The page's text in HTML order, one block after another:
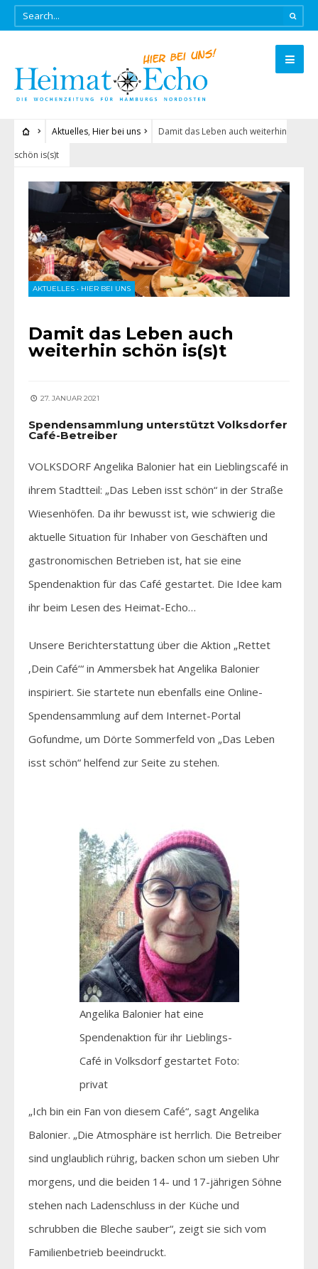
Aktuelles, Hier bei uns
Damit das Leben auch weiterhin
schön is(s)t
AKTUELLES • HIER BEI UNS
Damit das Leben auch
weiterhin schön is(s)t
27. JANUAR 2021
Spendensammlung unterstützt Volksdorfer
Café-Betreiber
VOLKSDORF Angelika Balonier hat ein Lieblingscafé in
ihrem Stadtteil: „Das Leben isst schön“ in der Straße
Wiesenhöfen. Da ihr bewusst ist, wie schwierig die
aktuelle Situation für Inhaber von Geschäften und
gastronomischen Betrieben ist, hat sie eine
Spendenaktion für das Café gestartet. Die Idee kam
ihr beim Lesen des Heimat-Echo…
Unsere Berichterstattung über die Aktion „Rettet
‚Dein Café‘“ in Ammersbek hat Angelika Balonier
inspiriert. Sie startete nun ebenfalls eine Online-
Spendensammlung auf dem Internet-Portal
Gofundme, um Dörte Sommerfeld von „Das Leben
isst schön“ helfend zur Seite zu stehen.
Angelika Balonier hat eine
Spendenaktion für ihr Lieblings-
Café in Volksdorf gestartet Foto:
privat
„Ich bin ein Fan von diesem Café“, sagt Angelika
Balonier. „Die Atmosphäre ist herrlich. Die Betreiber
sind unglaublich rührig, backen schon um sieben Uhr
morgens, und die beiden 14- und 17-jährigen Söhne
stehen nach Ladenschluss in der Küche und
schrubben die Bleche sauber“, zeigt sie sich vom
Familienbetrieb beeindruckt.